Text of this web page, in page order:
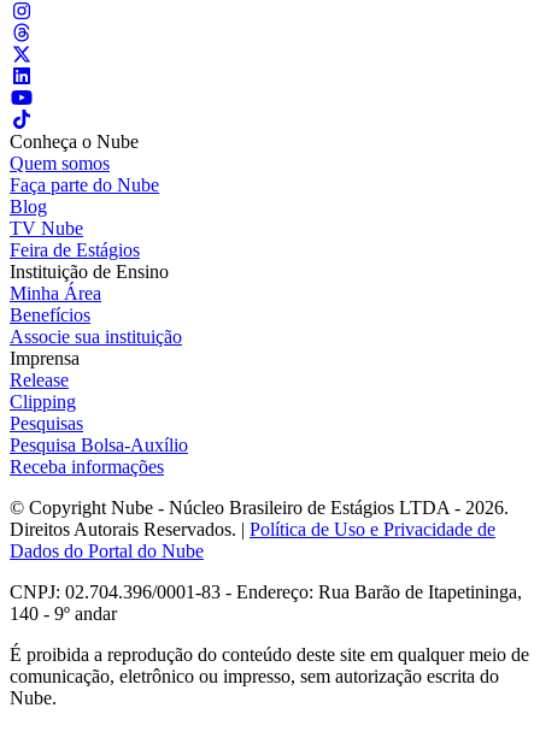
Conheça o Nube
Quem somos
Faça parte do Nube
Blog
TV Nube
Feira de Estágios
Instituição de Ensino
Minha Área
Benefícios
Associe sua instituição
Imprensa
Release
Clipping
Pesquisas
Pesquisa Bolsa-Auxílio
Receba informações
© Copyright Nube - Núcleo Brasileiro de Estágios LTDA - 2026.
Direitos Autorais Reservados. | Política de Uso e Privacidade de
Dados do Portal do Nube
CNPJ: 02.704.396/0001-83 - Endereço: Rua Barão de Itapetininga,
140 - 9º andar
É proibida a reprodução do conteúdo deste site em qualquer meio de
comunicação, eletrônico ou impresso, sem autorização escrita do
Nube.